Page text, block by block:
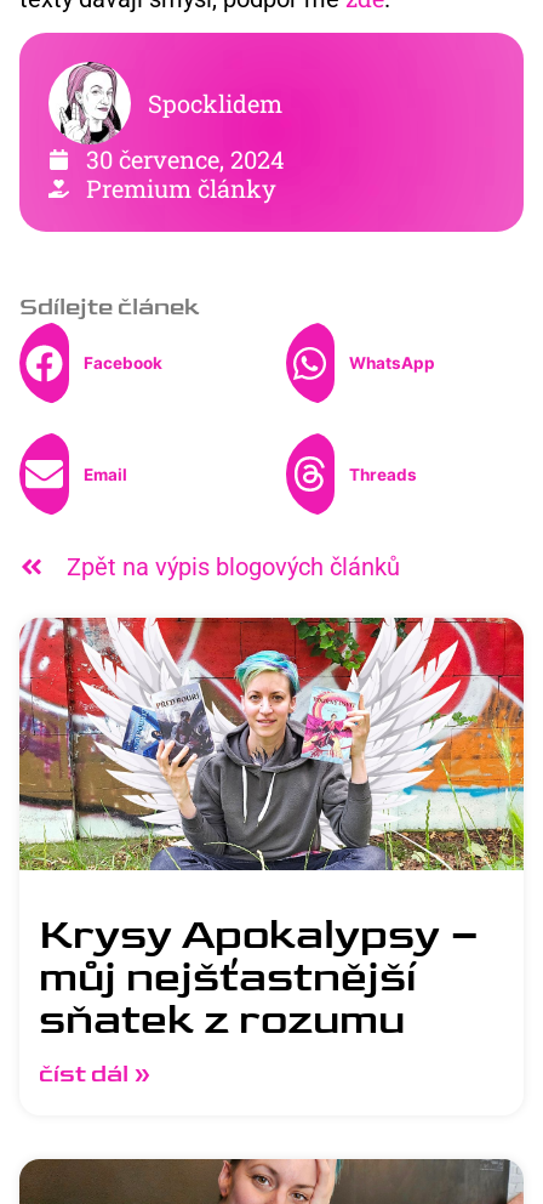
Spocklidem
30 července, 2024
Premium články
Sdílejte článek
Facebook WhatsApp
Email Threads
Zpět na výpis blogových článků
Krysy Apokalypsy –
můj nejšťastnější
sňatek z rozumu
číst dál »